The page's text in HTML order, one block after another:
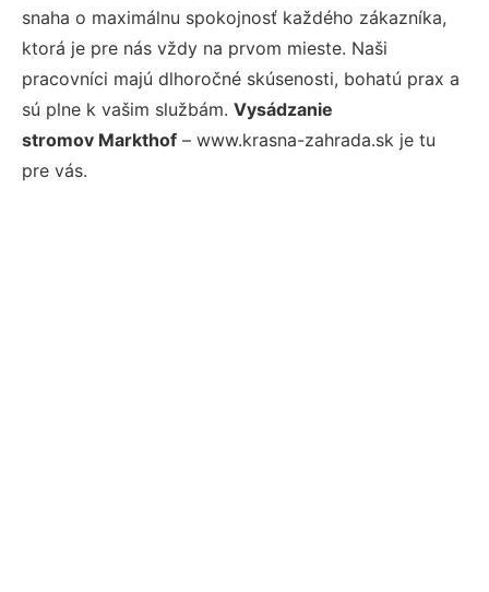
snaha o maximálnu spokojnosť každého zákazníka,
ktorá je pre nás vždy na prvom mieste. Naši
pracovníci majú dlhoročné skúsenosti, bohatú prax a
sú plne k vašim službám. Vysádzanie
stromov Markthof – www.krasna-zahrada.sk je tu
pre vás.